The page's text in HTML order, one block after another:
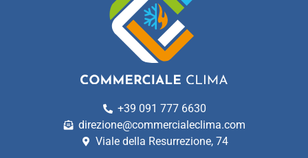
+39 091 777 6630
direzione@commercialeclima.com
Viale della Resurrezione, 74